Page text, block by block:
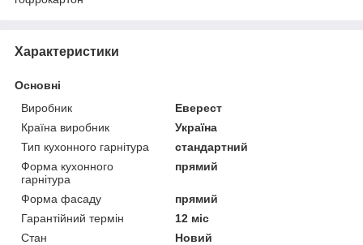
Характеристики
Основні
Виробник
Еверест
Країна виробник
Україна
Тип кухонного гарнітура
стандартний
Форма кухонного
гарнітура
прямий
Форма фасаду
прямий
Гарантійний термін
12 міс
Стан
Новий